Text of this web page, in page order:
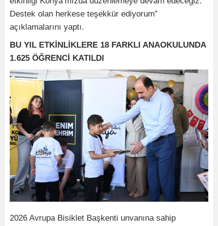
Destek olan herkese teşekkür ediyorum”
açıklamalarını yaptı.
BU YIL ETKİNLİKLERE 18 FARKLI ANAOKULUNDA
1.625 ÖĞRENCİ KATILDI
2026 Avrupa Bisiklet Başkenti unvanına sahip